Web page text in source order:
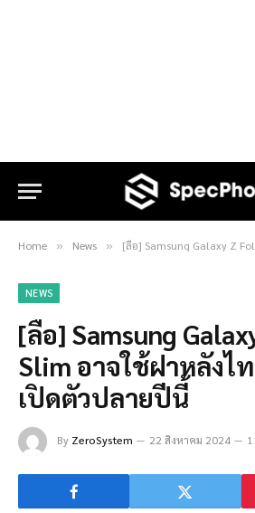
Home » News » [ลือ] Samsung Galaxy Z Fold6 Slim
NEWS
[ลือ] Samsung
Slim อาจใช้ฝาหลังไ
เปิดตัวปลายปีนี้
By ZeroSystem 22 สิงหาคม 2024